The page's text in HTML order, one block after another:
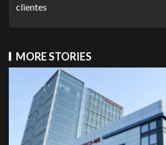
clientes
MORE STORIES